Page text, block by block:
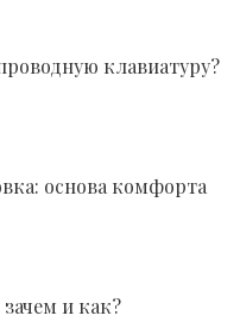
клавиатуру?
основа комфорта
и как?